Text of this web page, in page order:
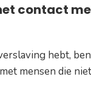
contact
hebt,
mensen die